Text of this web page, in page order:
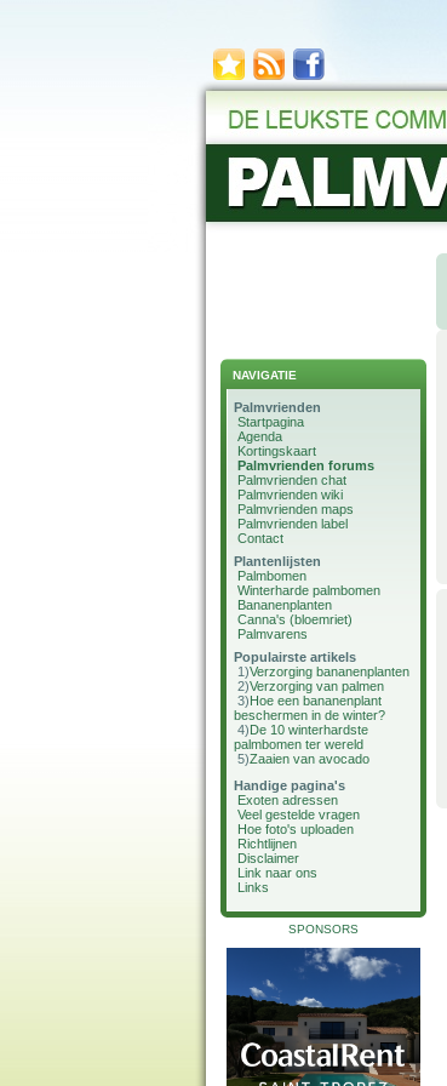
NAVIGATIE
Palmvrienden
Startpagina
Agenda
Kortingskaart
Palmvrienden forums
Palmvrienden chat
Palmvrienden wiki
Palmvrienden maps
Palmvrienden label
Contact
Plantenlijsten
Palmbomen
Winterharde palmbomen
Bananenplanten
Canna's (bloemriet)
Palmvarens
Populairste artikels
1)Verzorging bananenplanten
2)Verzorging van palmen
3)Hoe een bananenplant
beschermen in de winter?
4)De 10 winterhardste
palmbomen ter wereld
5)Zaaien van avocado
Handige pagina's
Exoten adressen
Veel gestelde vragen
Hoe foto's uploaden
Richtlijnen
Disclaimer
Link naar ons
Links
SPONSORS